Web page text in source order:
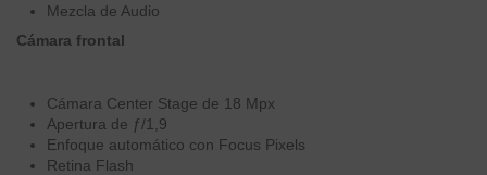
Mezcla de Audio
Cámara frontal
Cámara Center Stage de 18 Mpx
Apertura de ƒ/1,9
Enfoque automático con Focus Pixels
Retina Flash